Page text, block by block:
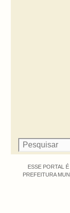
ESSE PORTAL
PREFEITURA